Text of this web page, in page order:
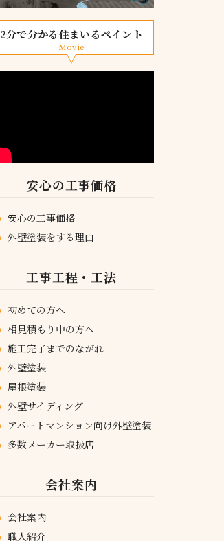
2分で分かる住まいるペイント
Movie
安心の工事価格
安心の工事価格
外壁塗装をする理由
工事工程・工法
初めての方へ
相見積もり中の方へ
施工完了までのながれ
外壁塗装
屋根塗装
外壁サイディング
アパートマンション向け外壁塗装
多数メーカー取扱店
会社案内
会社案内
職人紹介